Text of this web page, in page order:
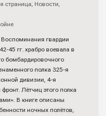
страница, Новости,
гвардии
45 гг. храбро воевала в
бомбардировочного
полка 325-я
дивизии, 4-я
Лётчиц этого полка
В книге описаны
ночных полётов,